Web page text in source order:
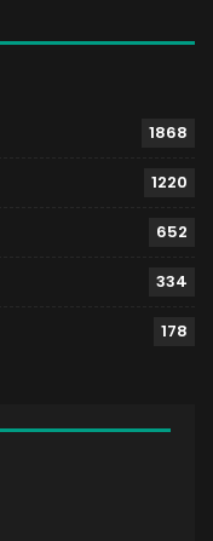
1868
1220
652
334
178